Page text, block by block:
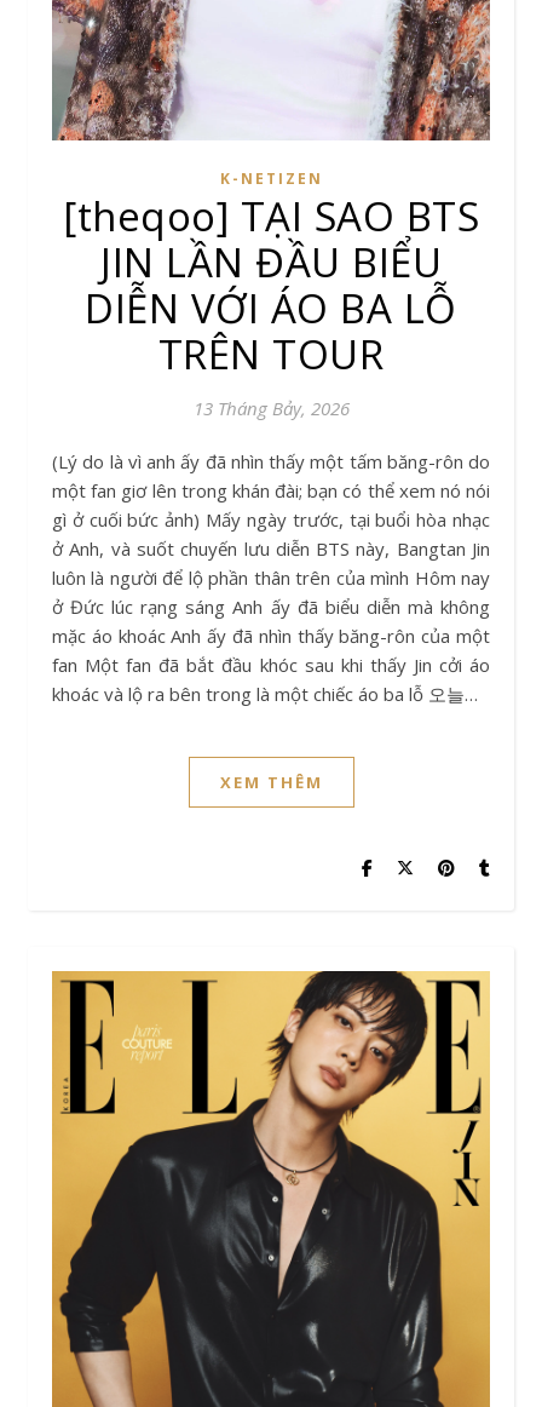
K-NETIZEN
[theqoo] TẠI SAO BTS
JIN LẦN ĐẦU BIỂU
DIỄN VỚI ÁO BA LỖ
TRÊN TOUR
13 Tháng Bảy, 2026
(Lý do là vì anh ấy đã nhìn thấy một tấm băng-rôn do
một fan giơ lên trong khán đài; bạn có thể xem nó nói
gì ở cuối bức ảnh) Mấy ngày trước, tại buổi hòa nhạc
ở Anh, và suốt chuyến lưu diễn BTS này, Bangtan Jin
luôn là người để lộ phần thân trên của mình Hôm nay
ở Đức lúc rạng sáng Anh ấy đã biểu diễn mà không
mặc áo khoác Anh ấy đã nhìn thấy băng-rôn của một
fan Một fan đã bắt đầu khóc sau khi thấy Jin cởi áo
khoác và lộ ra bên trong là một chiếc áo ba lỗ 오늘…
XEM THÊM